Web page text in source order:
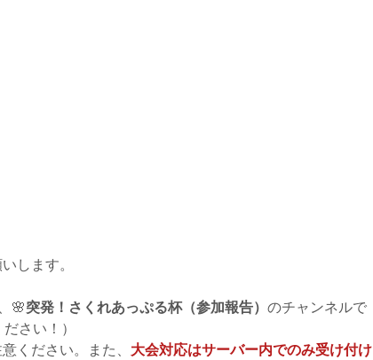
します。
🌸突発！さくれあっぷる杯（参加報告） のチャンネルで
さい！）
ください。また、 大会対応はサーバー内でのみ受け付け